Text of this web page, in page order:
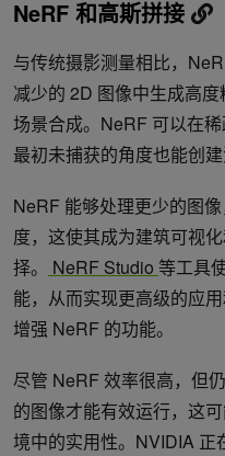
NeRF 和高斯拼接
与传统摄影测量相比，
减少的 2D 图像中生成高
场景合成。NeRF 可以在
最初未捕获的角度也能创建
NeRF 能够处理更少的图
度，这使其成为建筑可视
择。
NeRF Studio 等工具
能，从而实现更高级的应
增强 NeRF 的功能。
尽管 NeRF 效率很高，但
的图像才能有效运行，这
境中的实用性。NVIDIA 正